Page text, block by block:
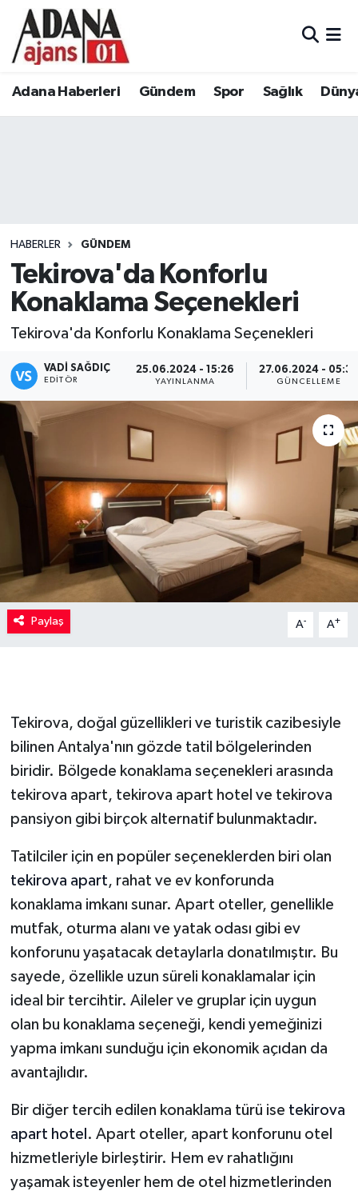
Adana Haberleri Gündem Spor Sağlık
HABERLER GÜNDEM
Tekirova'da Konforlu
Konaklama Seçenekleri
Tekirova'da Konforlu Konaklama Seçenekleri
VADI SAĞDIÇ
EDITÖR
25.06.2024 - 15:26
YAYINLANMA
27.06.2024 - 05:33
GÜNCELLEME
Paylaş A- A+
Tekirova, doğal güzellikleri ve turistik cazibesiyle
bilinen Antalya'nın gözde tatil bölgelerinden
biridir. Bölgede konaklama seçenekleri arasında
tekirova apart, tekirova apart hotel ve tekirova
pansiyon gibi birçok alternatif bulunmaktadır.
Tatilciler için en popüler seçeneklerden biri olan
tekirova apart, rahat ve ev konforunda
konaklama imkanı sunar. Apart oteller, genellikle
mutfak, oturma alanı ve yatak odası gibi ev
konforunu yaşatacak detaylarla donatılmıştır. Bu
sayede, özellikle uzun süreli konaklamalar için
ideal bir tercihtir. Aileler ve gruplar için uygun
olan bu konaklama seçeneği, kendi yemeğinizi
yapma imkanı sunduğu için ekonomik açıdan da
avantajlıdır.
Bir diğer tercih edilen konaklama türü ise tekirova
apart hotel . Apart oteller, apart konforunu otel
hizmetleriyle birleştirir. Hem ev rahatlığını
yaşamak isteyenler hem de otel hizmetlerinden
Adana Haberleri
Eğitim
Siyaset
Kadın
Adana Nöbetçi Eczaneler
Tüm Manşetler
Son Dakika Haberleri